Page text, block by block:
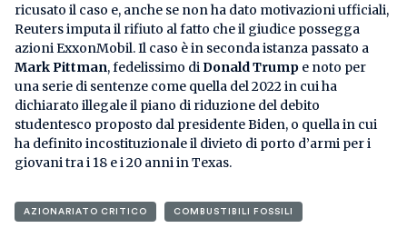
ricusato il caso e, anche se non ha dato motivazioni ufficiali,
Reuters imputa il rifiuto al fatto che il giudice possegga
azioni ExxonMobil. Il caso è in seconda istanza passato a
Mark Pittman, fedelissimo diDonald Trump e noto per
una serie di sentenze come quella del 2022 in cui ha
dichiarato illegale il piano di riduzione del debito
studentesco proposto dal presidente Biden, o quella in cui
ha definito incostituzionale il divieto di porto d’armi per i
giovani tra i 18 e i 20 anni in Texas.
AZIONARIATO CRITICO COMBUSTIBILI FOSSILI